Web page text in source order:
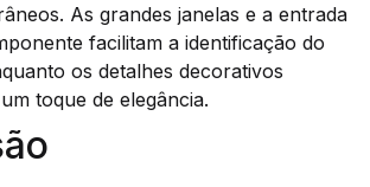
As grandes janelas e a entrada
facilitam a identificação do
os detalhes decorativos
toque de elegância.